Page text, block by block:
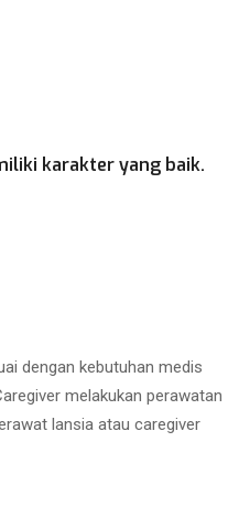
karakter yang baik.
dengan kebutuhan medis
melakukan perawatan
lansia atau caregiver